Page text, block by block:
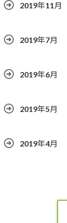
2019年11月
2019年7月
2019年6月
2019年5月
2019年4月